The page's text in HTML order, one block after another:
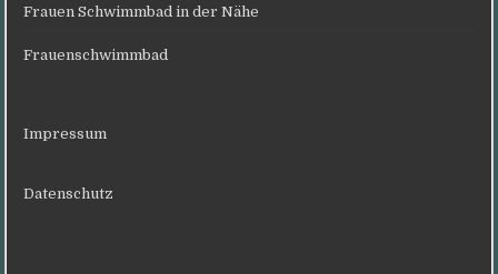
Frauen Schwimmbad in der Nähe
Frauenschwimmbad
Impressum
Datenschutz